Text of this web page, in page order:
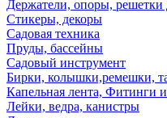
Держатели, опоры, решетки
Стикеры, декоры
Садовая техника
Пруды, бассейны
Садовый инструмент
Бирки, колышки,ремешки,
Капельная лента, Фитинги
Лейки, ведра, канистры